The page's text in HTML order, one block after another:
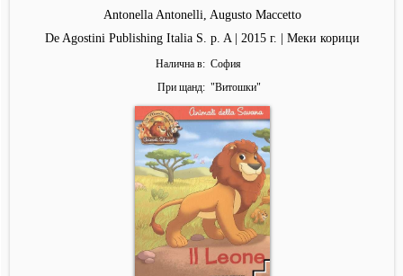
Antonella Antonelli, Augusto Maccetto
De Agostini Publishing Italia S. p. A | 2015 г. | Меки корици
Налична в
София
При щанд
"Витошки"